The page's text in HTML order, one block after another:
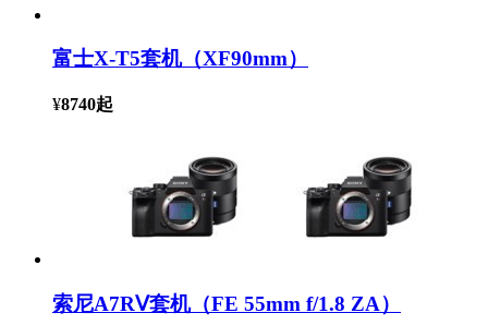
富士X-T5套机（XF90mm）
¥8740起
索尼A7RⅤ套机（FE 55mm f/1.8 ZA）